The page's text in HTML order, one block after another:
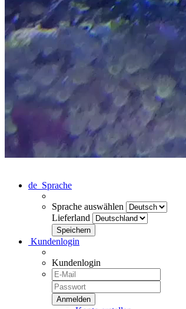
de Sprache
Sprache auswählen
Lieferland
Kundenlogin
Kundenlogin